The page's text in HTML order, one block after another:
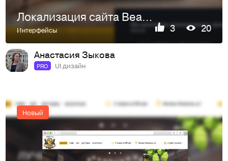
Локализация сайта Beaubois
Интерфейсы 3 20
Анастасия Зыкова
PRO UI дизайн
Новый